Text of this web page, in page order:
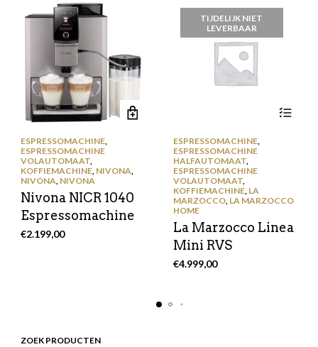
ESPRESSOMACHINE,
ESPRESSOMACHINE
VOLAUTOMAAT,
KOFFIEMACHINE, NIVONA,
NIVONA, NIVONA
Nivona NICR 1040
Espressomachine
€2.199,00
TIJDELIJK NIET
LEVERBAAR
ESPRESSOMACHINE,
ESPRESSOMACHINE
HALFAUTOMAAT,
ESPRESSOMACHINE
VOLAUTOMAAT,
KOFFIEMACHINE, LA
MARZOCCO, LA MARZOCCO
HOME
La Marzocco Linea
Mini RVS
€4.999,00
ZOEK PRODUCTEN